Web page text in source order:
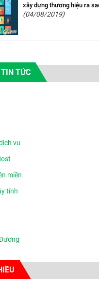
xây dựng thương hiệu ra
(04/08/2019)
TỨC
vụ
miền
tính